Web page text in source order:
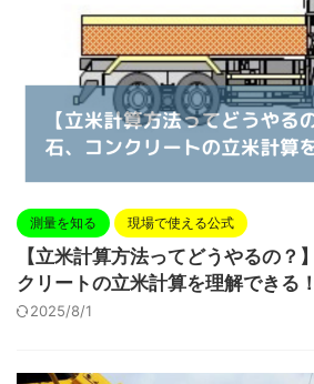
測量を知る 現場で使える公式
【立米計算方法ってどうやるの？
クリートの立米計算を理解できる！
2025/8/1